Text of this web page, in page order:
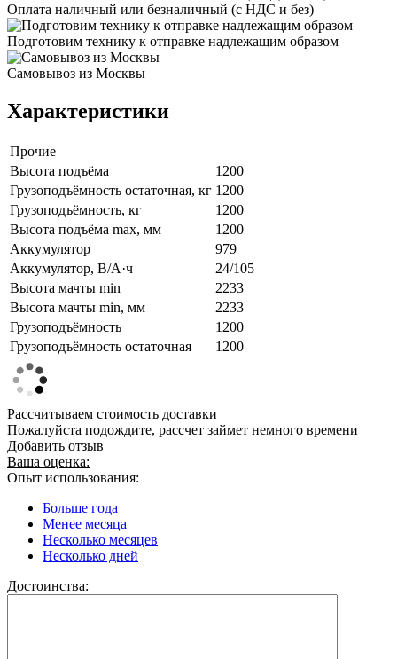
Оплата наличный или безналичный (с НДС и без)
Подготовим технику к отправке надлежащим образом
Самовывоз из Москвы
Характеристики
Прочие
Высота подъёма
1200
Грузоподъёмность остаточная, кг 1200
Грузоподъёмность, кг
1200
Высота подъёма max, мм
1200
Аккумулятор
979
Аккумулятор, В/А·ч
24/105
Высота мачты min
2233
Высота мачты min, мм
2233
Грузоподъёмность
1200
Грузоподъёмность остаточная
1200
Рассчитываем стоимость доставки
Пожалуйста подождите, рассчет займет немного времени
Добавить отзыв
Ваша оценка:
Опыт использования:
Больше года
Менее месяца
Несколько месяцев
Несколько дней
Достоинства: